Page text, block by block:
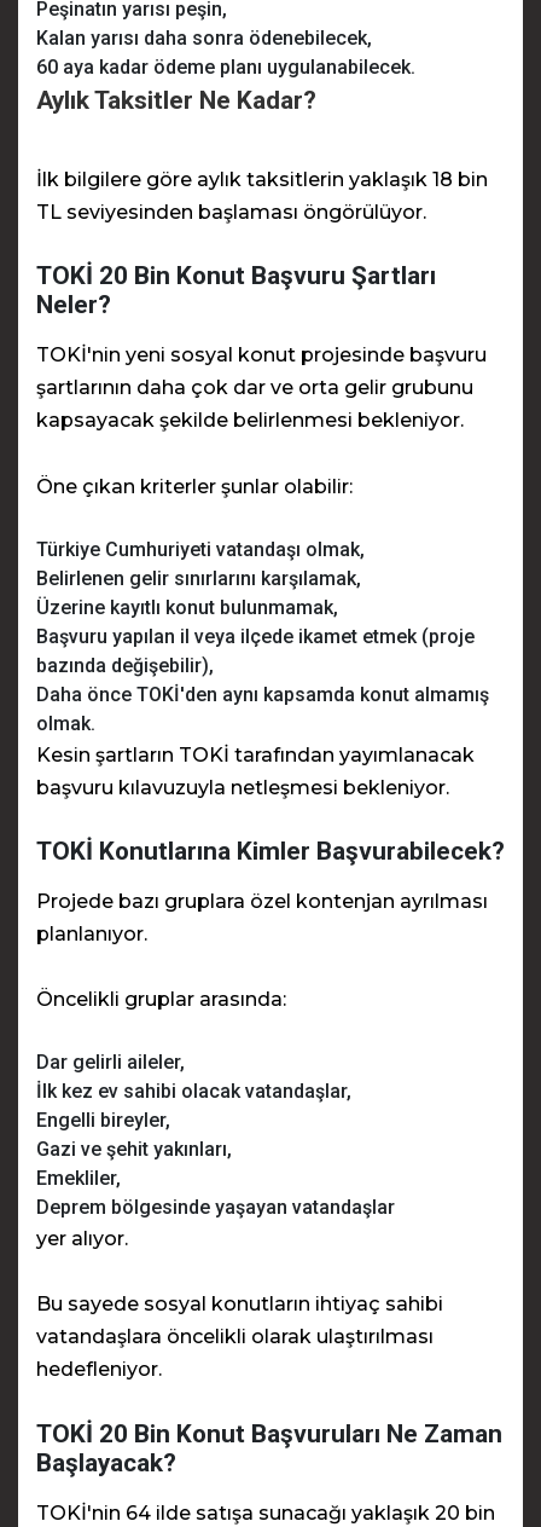
Peşinatın yarısı peşin,
Kalan yarısı daha sonra ödenebilecek,
60 aya kadar ödeme planı uygulanabilecek.
Aylık Taksitler Ne Kadar?
İlk bilgilere göre aylık taksitlerin yaklaşık 18 bin
TL seviyesinden başlaması öngörülüyor.
TOKİ 20 Bin Konut Başvuru Şartları
Neler?
TOKİ'nin yeni sosyal konut projesinde başvuru
şartlarının daha çok dar ve orta gelir grubunu
kapsayacak şekilde belirlenmesi bekleniyor.
Öne çıkan kriterler şunlar olabilir:
Türkiye Cumhuriyeti vatandaşı olmak,
Belirlenen gelir sınırlarını karşılamak,
Üzerine kayıtlı konut bulunmamak,
Başvuru yapılan il veya ilçede ikamet etmek (proje
bazında değişebilir),
Daha önce TOKİ'den aynı kapsamda konut almamış
olmak.
Kesin şartların TOKİ tarafından yayımlanacak
başvuru kılavuzuyla netleşmesi bekleniyor.
TOKİ Konutlarına Kimler Başvurabilecek?
Projede bazı gruplara özel kontenjan ayrılması
planlanıyor.
Öncelikli gruplar arasında:
Dar gelirli aileler,
İlk kez ev sahibi olacak vatandaşlar,
Engelli bireyler,
Gazi ve şehit yakınları,
Emekliler,
Deprem bölgesinde yaşayan vatandaşlar
yer alıyor.
Bu sayede sosyal konutların ihtiyaç sahibi
vatandaşlara öncelikli olarak ulaştırılması
hedefleniyor.
TOKİ 20 Bin Konut Başvuruları Ne Zaman
Başlayacak?
TOKİ'nin 64 ilde satışa sunacağı yaklaşık 20 bin